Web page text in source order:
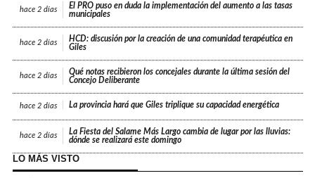
hace 2 días
El PRO puso en duda la implementación del aumento a las tasas
municipales
hace 2 días
HCD: discusión por la creación de una comunidad terapéutica en
Giles
hace 2 días
Qué notas recibieron los concejales durante la última sesión del
Concejo Deliberante
hace 2 días La provincia hará que Giles triplique su capacidad energética
hace 2 días
La Fiesta del Salame Más Largo cambia de lugar por las lluvias:
dónde se realizará este domingo
LO MÁS VISTO